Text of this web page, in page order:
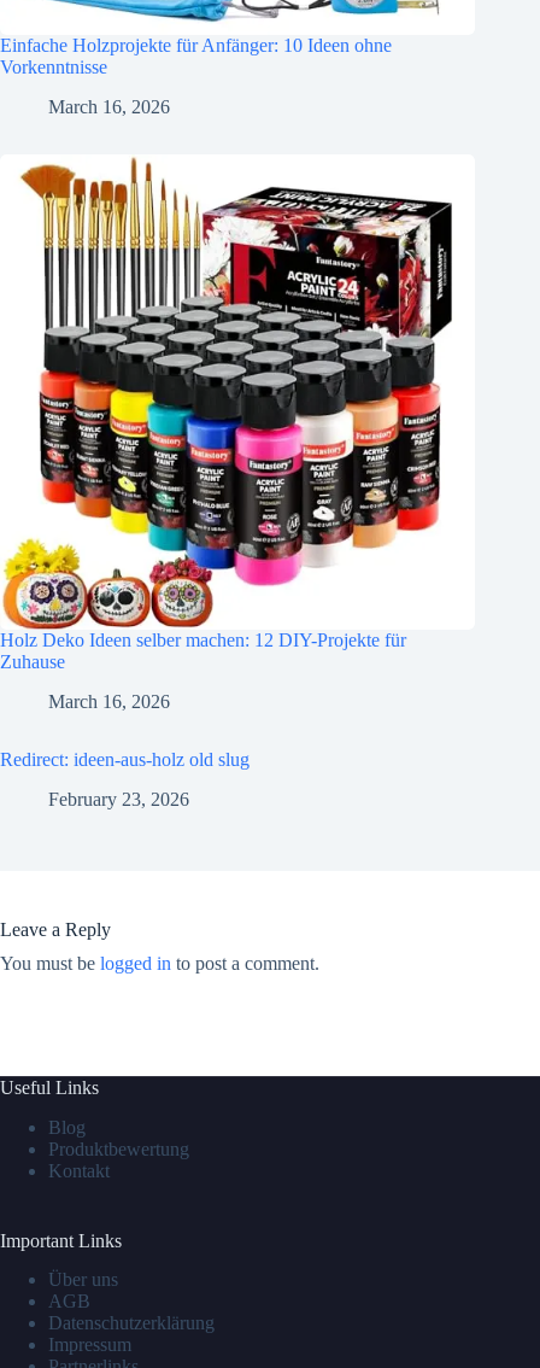
Einfache Holzprojekte für Anfänger: 10 Ideen ohne
Vorkenntnisse
March 16, 2026
Holz Deko Ideen selber machen: 12 DIY-Projekte für
Zuhause
March 16, 2026
Redirect: ideen-aus-holz old slug
February 23, 2026
Leave a Reply
You must be logged in to post a comment.
Useful Links
Blog
Produktbewertung
Kontakt
Important Links
Über uns
AGB
Datenschutzerklärung
Impressum